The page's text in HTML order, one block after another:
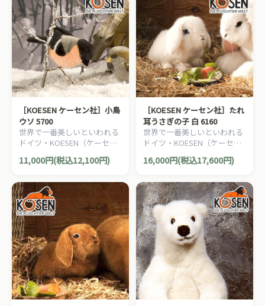
［KOESEN ケーセン社］小鳥
ウソ 5700
世界で一番美しいといわれる
ドイツ・KOESEN（ケーセン
社）の動物のぬいぐるみ。愛
らしい表情の小鳥のぬいぐる
11,000円(税込12,100円)
［KOESEN ケーセン社］たれ
耳うさぎの子 白 6160
世界で一番美しいといわれる
ドイツ・KOESEN（ケーセン
社）の動物のぬいぐるみ。愛
らしい表情の兎（うさぎ/ウサ
16,000円(税込17,600円)